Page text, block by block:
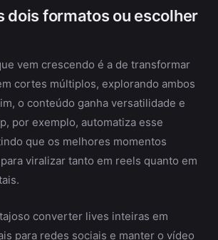
dois formatos ou escolher
vem crescendo é a de transformar
cortes múltiplos, explorando ambos
o conteúdo ganha versatilidade e
por exemplo, automatiza esse
que os melhores momentos
viralizar tanto em reels quanto em
converter lives inteiras em
para redes sociais e manter o vídeo